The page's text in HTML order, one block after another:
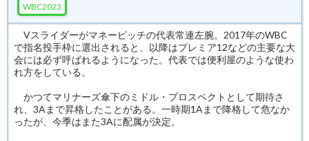
WBC2023
Vスライダーがマネーピッチの代表常連左腕。2017年のWBC
で指名投手枠に選出されると、以降はプレミア12などの主要な大
会には必ず呼ばれるようになった。代表では便利屋のような使わ
れ方をしている。
かつてマリナーズ傘下のミドル・プロスペクトとして期待さ
れ、3Aまで昇格したことがある。一時期1Aまで降格して危なか
ったが、今季はまた3Aに配属が決定。